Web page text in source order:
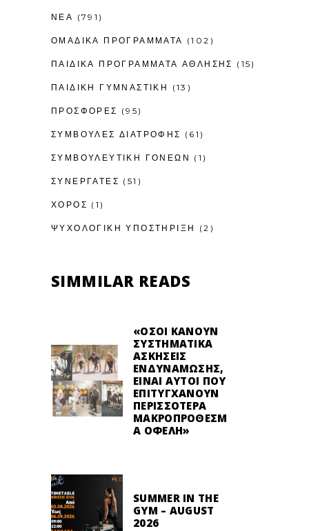
ΝΕΑ (791)
ΟΜΑΔΙΚΑ ΠΡΟΓΡΑΜΜΑΤΑ (102)
ΠΑΙΔΙΚΆ ΠΡΟΓΡΆΜΜΑΤΑ ΆΘΛΗΣΗΣ (15)
ΠΑΙΔΙΚΉ ΓΥΜΝΑΣΤΙΚΉ (13)
ΠΡΟΣΦΟΡΕΣ (95)
ΣΥΜΒΟΥΛΕΣ ΔΙΑΤΡΟΦΗΣ (61)
ΣΥΜΒΟΥΛΕΥΤΙΚΉ ΓΟΝΈΩΝ (1)
ΣΥΝΕΡΓΑΤΕΣ (51)
ΧΟΡΟΣ (1)
ΨΥΧΟΛΟΓΙΚΉ ΥΠΟΣΤΉΡΙΞΗ (2)
SIMMILAR READS
«ΌΣΟΙ ΚΆΝΟΥΝ
ΣΥΣΤΗΜΑΤΙΚΆ
ΑΣΚΉΣΕΙΣ
ΕΝΔΥΝΆΜΩΣΗΣ,
ΕΊΝΑΙ ΑΥΤΟΊ ΠΟΥ
ΕΠΙΤΥΓΧΆΝΟΥΝ
ΠΕΡΙΣΣΌΤΕΡΑ
ΜΑΚΡΟΠΡΌΘΕΣΜ
Α ΟΦΈΛΗ»
SUMMER IN THE
GYM – AUGUST
2026